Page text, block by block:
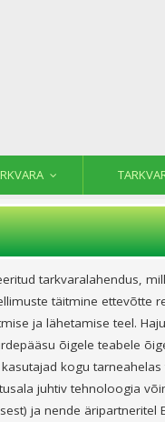
tarkvaralahendus,
täitmine ettevõtte
ja lähetamise teel.
õigele teabele
kogu tarneahelas
juhtiv tehnoloogia
ja nende äripartneritel